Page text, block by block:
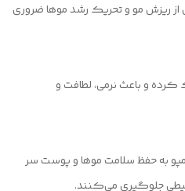
ریزش مو و تحریک رشد موها ضروری
و باعث نرمی، لطافت و
به حفظ سلامت موها و پوست سر
جلوگیری می‌کنند.